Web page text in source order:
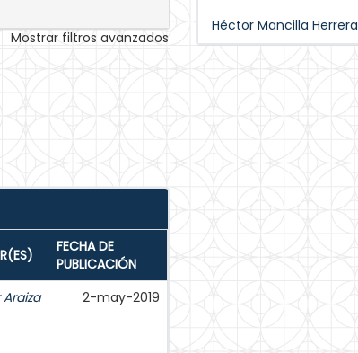
Mostrar filtros avanzados
FECHA DE
PUBLICACIÓN
Araiza
2-may-2019
Héctor Mancilla Herrera